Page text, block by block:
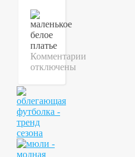
Комментарии
к
Как
сочетать
части
от
разных
купальников
отключены